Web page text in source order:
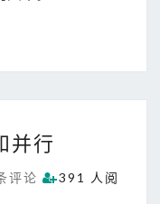
并行
评论
391 人阅